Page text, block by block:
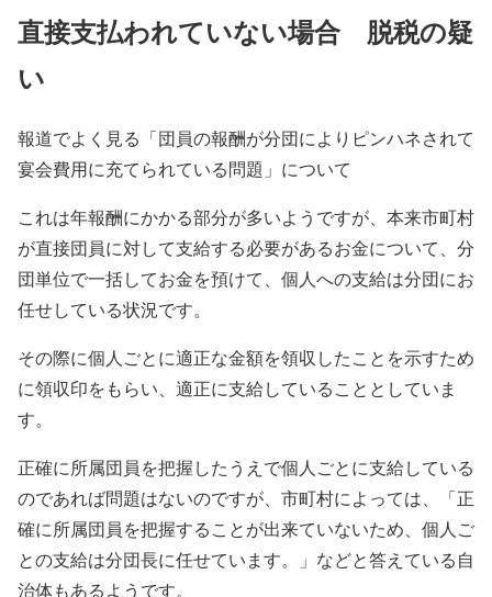
直接支払われていない場合 脱税の疑
い
報道でよく見る「団員の報酬が分団によりピンハネされて
宴会費用に充てられている問題」について
これは年報酬にかかる部分が多いようですが、本来市町村
が直接団員に対して支給する必要があるお金について、分
団単位で一括してお金を預けて、個人への支給は分団にお
任せしている状況です。
その際に個人ごとに適正な金額を領収したことを示すため
に領収印をもらい、適正に支給していることとしていま
す。
正確に所属団員を把握したうえで個人ごとに支給している
のであれば問題はないのですが、市町村によっては、「正
確に所属団員を把握することが出来ていないため、個人ご
との支給は分団長に任せています。」などと答えている自
治体もあるようです。